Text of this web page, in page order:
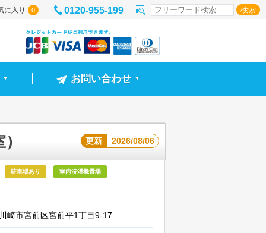
に入り 0 0120-955-199
▼ お問い合わせ ▼
更新 2026/08/06
駐車場あり 室内洗濯機置場
崎市宮前区宮前平1丁目9-17